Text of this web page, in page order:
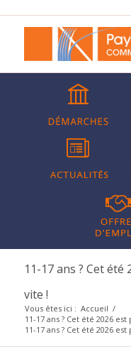
11-17 ans ? Cet
vite !
Vous êtes ici : Accueil /
11-17 ans ? Cet été 2026
11-17 ans ? Cet été 2026